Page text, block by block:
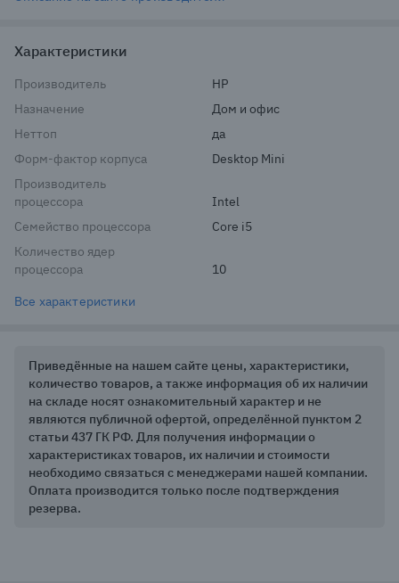
Характеристики
Производитель
HP
Назначение
Дом и офис
Неттоп
да
Форм-фактор корпуса
Desktop Mini
Производитель
процессора
Intel
Семейство процессора
Core i5
Количество ядер
процессора
10
Все характеристики
Приведённые на нашем сайте цены, характеристики,
количество товаров, а также информация об их наличии
на складе носят ознакомительный характер и не
являются публичной офертой, определённой пунктом 2
статьи 437 ГК РФ. Для получения информации о
характеристиках товаров, их наличии и стоимости
необходимо связаться с менеджерами нашей компании.
Оплата производится только после подтверждения
резерва.